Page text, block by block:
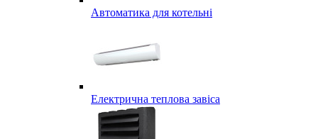
Автоматика для котельні
Електрична теплова завіса